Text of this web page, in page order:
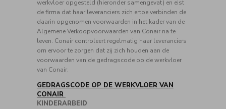
werkvloer opgesteld (hieronder samengevat) en eist
de firma dat haar leveranciers zich ertoe verbinden de
daarin opgenomen voorwaarden in het kader van de
Algemene Verkoopvoorwaarden van Conair na te
leven. Conair controleert regelmatig haar leveranciers
om ervoor te zorgen dat zij zich houden aan de
voorwaarden van de gedragscode op de werkvloer
van Conair.
GEDRAGSCODE OP DE WERKVLOER VAN
CONAIR
KINDERARBEID